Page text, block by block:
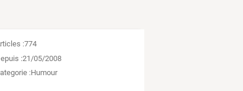
:774
:21/05/2008
:Humour